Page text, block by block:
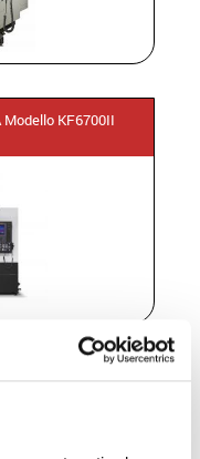
Modello KF6700II
Modello KF7600L